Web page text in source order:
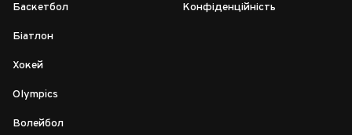
Баскетбол
Біатлон
Хокей
Olympics
Волейбол
Конфіденційність